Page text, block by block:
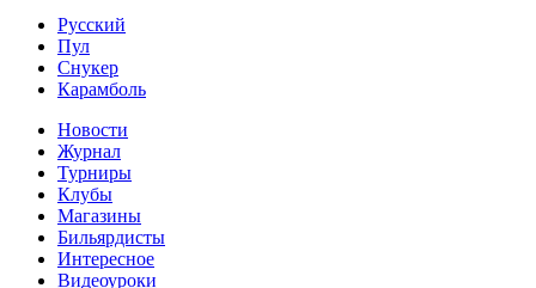
Русский
Пул
Снукер
Карамболь
Новости
Журнал
Турниры
Клубы
Магазины
Бильярдисты
Интересное
Видеоуроки